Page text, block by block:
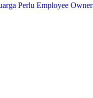
Perlu Employee